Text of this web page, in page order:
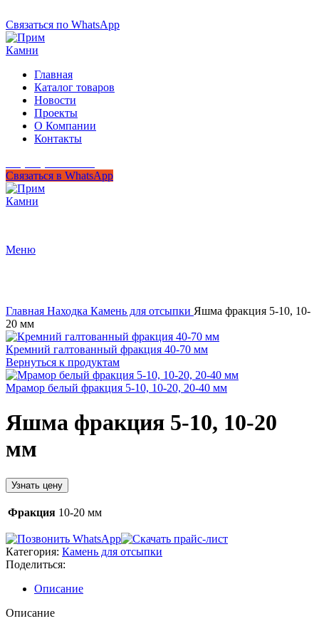
Связаться по WhatsApp
Главная
Каталог товаров
Новости
Проекты
О Компании
Контакты
Связаться в WhatsApp
Меню
Главная Находка Камень для отсыпки Яшма фракция 5-10, 10-
20 мм
Кремний галтованный фракция 40-70 мм
Вернуться к продуктам
Мрамор белый фракция 5-10, 10-20, 20-40 мм
Яшма фракция 5-10, 10-20
мм
Узнать цену
Фракция 10-20 мм
Категория: Камень для отсыпки
Поделиться:
Описание
Описание